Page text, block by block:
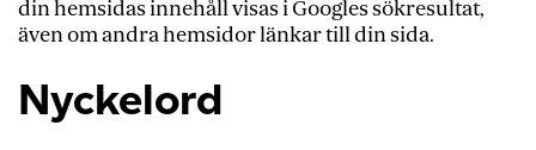
din hemsidas innehåll visas i Googles sökresultat,
även om andra hemsidor länkar till din sida.
Nyckelord